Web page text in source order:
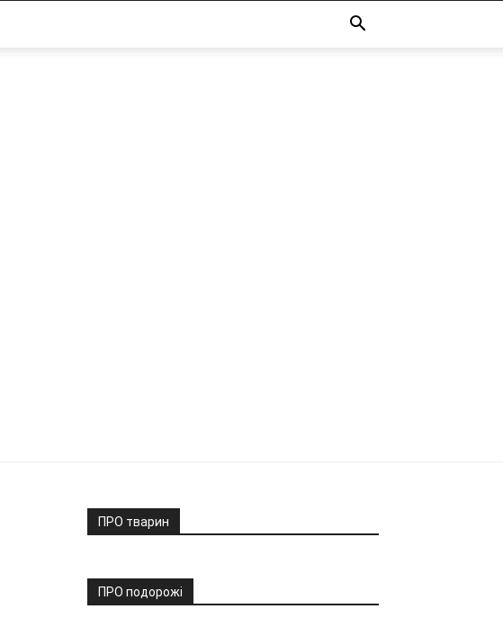
ПРО тварин
ПРО подорожі